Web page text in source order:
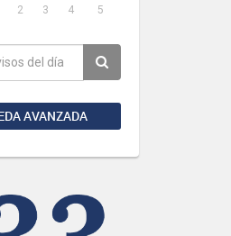
2 3 4 5
AVANZADA